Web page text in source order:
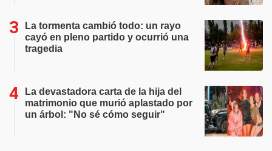
La tormenta cambió todo: un rayo
cayó en pleno partido y ocurrió una
tragedia
La devastadora carta de la hija del
matrimonio que murió aplastado por
un árbol: "No sé cómo seguir"